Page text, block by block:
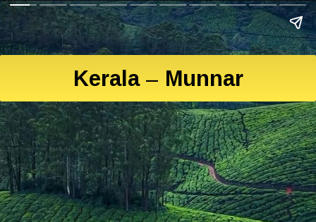
Kerala – Munnar